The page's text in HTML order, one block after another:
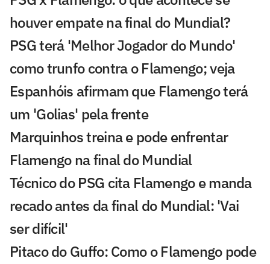
houver empate na final do Mundial?
PSG terá 'Melhor Jogador do Mundo'
como trunfo contra o Flamengo; veja
Espanhóis afirmam que Flamengo terá
um 'Golias' pela frente
Marquinhos treina e pode enfrentar
Flamengo na final do Mundial
Técnico do PSG cita Flamengo e manda
recado antes da final do Mundial: 'Vai
ser difícil'
Pitaco do Guffo: Como o Flamengo pode